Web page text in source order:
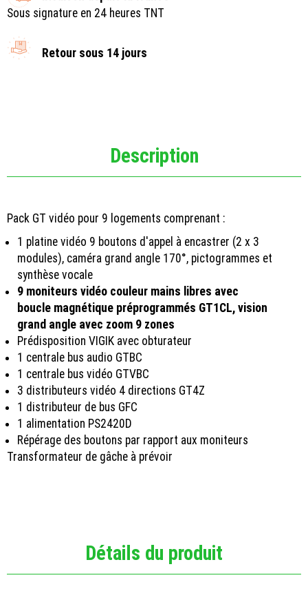
Sous signature en 24 heures TNT
Retour sous 14 jours
Description
Pack GT vidéo pour 9 logements comprenant :
1 platine vidéo 9 boutons d'appel à encastrer (2 x 3
modules), caméra grand angle 170°, pictogrammes et
synthèse vocale
9 moniteurs vidéo couleur mains libres avec
boucle magnétique préprogrammés GT1CL, vision
grand angle avec zoom 9 zones
Prédisposition VIGIK avec obturateur
1 centrale bus audio GTBC
1 centrale bus vidéo GTVBC
3 distributeurs vidéo 4 directions GT4Z
1 distributeur de bus GFC
1 alimentation PS2420D
Répérage des boutons par rapport aux moniteurs
Transformateur de gâche à prévoir
Détails du produit